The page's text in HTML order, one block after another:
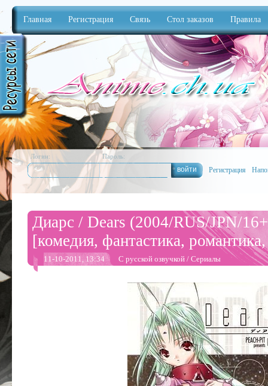
Главная Регистрация Связь Стол заказов Правила
Anime
Логин: Пароль:
Регистрация
Диарс / Dears (2004/RUS/JPN/
[комедия, фантастика,
11-10-2011, 13:34 С русской озвучкой / Сериалы